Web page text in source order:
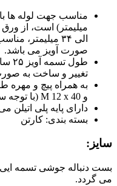
الی ۳۴ میلیمتر،
صورت آویز می باشد.
طول
تغییر و ساخت به
دارای پایه پلی اتیلن می
بسته بندی: کارتن
گردد.